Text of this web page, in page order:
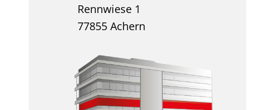
Rennwiese 1
77855 Achern